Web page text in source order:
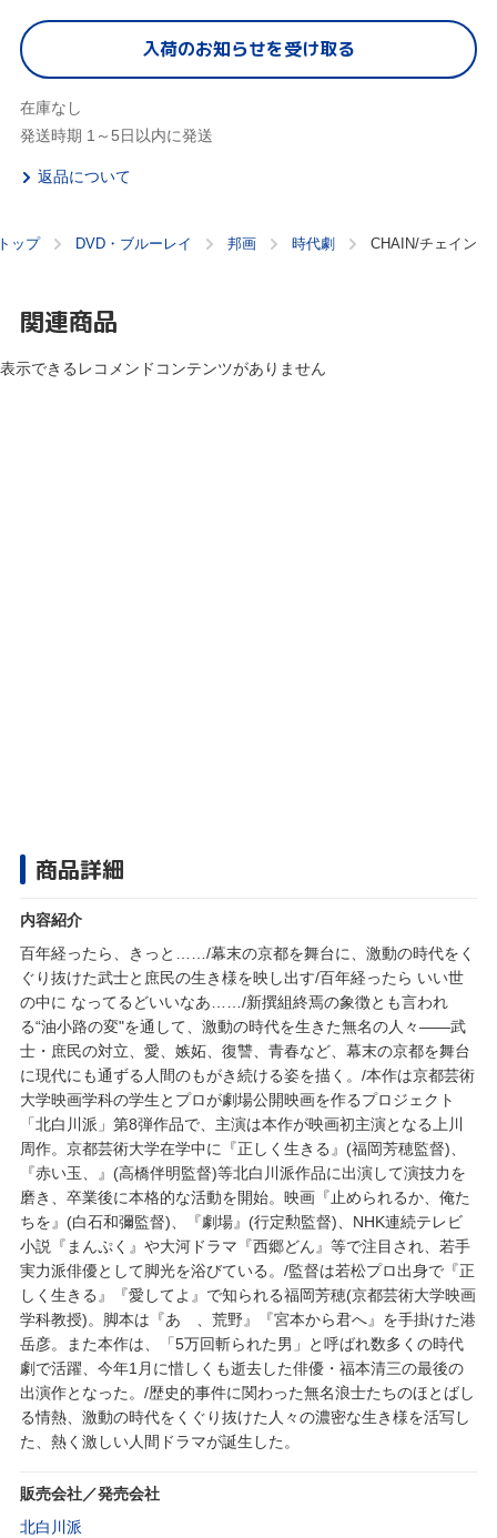
入荷のお知らせを受け取る
在庫なし
発送時期 1～5日以内に発送
返品について
ップ DVD・ブルーレイ 邦画 時代劇 CHAIN/チェイン
関連商品
表示できるレコメンドコンテンツがありません
商品詳細
内容紹介
百年経ったら、きっと……/幕末の京都を舞台に、激動の時代をく
ぐり抜けた武士と庶民の生き様を映し出す/百年経ったら いい世
の中に なってるどいいなあ……/新撰組終焉の象徴とも言われ
る“油小路の変"を通して、激動の時代を生きた無名の人々――武
士・庶民の対立、愛、嫉妬、復讐、青春など、幕末の京都を舞台
に現代にも通ずる人間のもがき続ける姿を描く。/本作は京都芸術
大学映画学科の学生とプロが劇場公開映画を作るプロジェクト
「北白川派」第8弾作品で、主演は本作が映画初主演となる上川
周作。京都芸術大学在学中に『正しく生きる』(福岡芳穂監督)、
『赤い玉、』(高橋伴明監督)等北白川派作品に出演して演技力を
磨き、卒業後に本格的な活動を開始。映画『止められるか、俺た
ちを』(白石和彌監督)、『劇場』(行定勲監督)、NHK連続テレビ
小説『まんぷく』や大河ドラマ『西郷どん』等で注目され、若手
実力派俳優として脚光を浴びている。/監督は若松プロ出身で『正
しく生きる』『愛してよ』で知られる福岡芳穂(京都芸術大学映画
学科教授)。脚本は『あゝ、荒野』『宮本から君へ』を手掛けた港
岳彦。また本作は、「5万回斬られた男」と呼ばれ数多くの時代
劇で活躍、今年1月に惜しくも逝去した俳優・福本清三の最後の
出演作となった。/歴史的事件に関わった無名浪士たちのほとばし
る情熱、激動の時代をくぐり抜けた人々の濃密な生き様を活写し
た、熱く激しい人間ドラマが誕生した。
販売会社／発売会社
北白川派